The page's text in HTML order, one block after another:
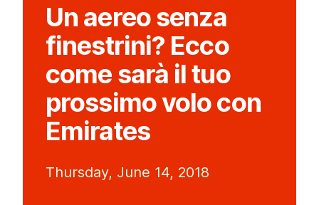
Un aereo senza
finestrini? Ecco
come sarà il tuo
prossimo volo con
Emirates
Thursday, June 14, 2018